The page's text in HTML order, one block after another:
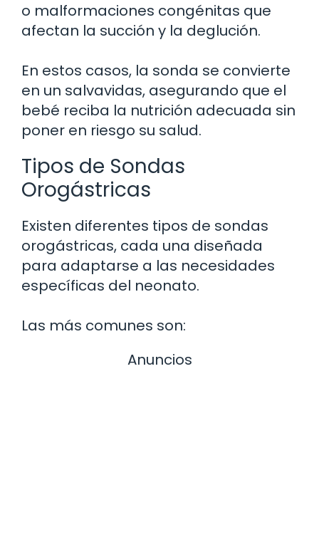
o malformaciones congénitas que
afectan la succión y la deglución.
En estos casos, la sonda se convierte
en un salvavidas, asegurando que el
bebé reciba la nutrición adecuada sin
poner en riesgo su salud.
Tipos de Sondas
Orogástricas
Existen diferentes tipos de sondas
orogástricas, cada una diseñada
para adaptarse a las necesidades
específicas del neonato.
Las más comunes son:
Anuncios